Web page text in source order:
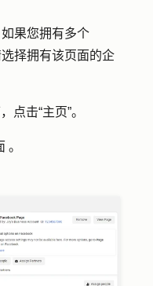
果您拥有多个
择拥有该页面的企
点击“主页”。
。